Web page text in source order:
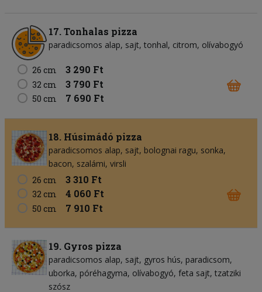
17. Tonhalas pizza
paradicsomos alap sajt tonhal citrom olívabogyó
26 cm 3 290 Ft
32 cm 3 790 Ft
50 cm 7 690 Ft
18. Húsimádó pizza
paradicsomos alap sajt bolognai ragu sonka
bacon szalámi virsli
26 cm
3 310 Ft
32 cm 4 060 Ft
50 cm 7 910 Ft
19. Gyros pizza
paradicsomos alap sajt gyros hús paradicsom
uborka póréhagyma olívabogyó feta sajt tzatziki
szósz